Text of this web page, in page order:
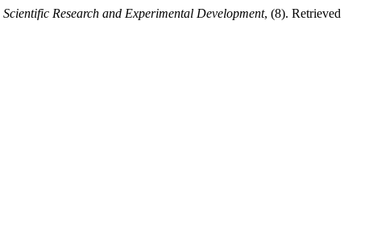
Scientific Research and Experimental Development, (8). Retrieved